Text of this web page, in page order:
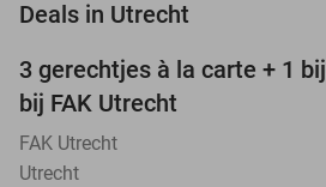
Deals in Utrecht
TODAY
3 gerechtjes à la carte + 1
bij FAK Utrecht
FAK Utrecht
Utrecht